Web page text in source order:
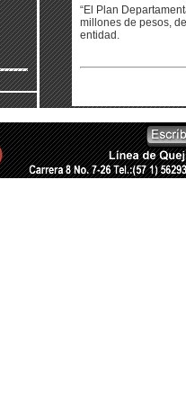
“El Plan
millones de pesos,
entidad.